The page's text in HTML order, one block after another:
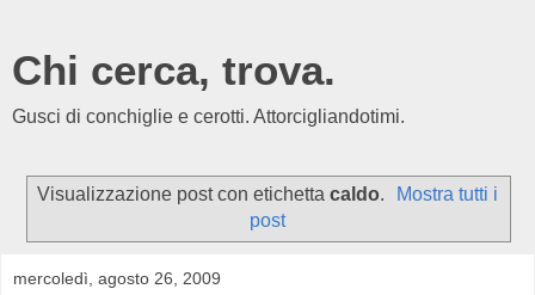
Chi cerca, trova.
Gusci di conchiglie e cerotti. Attorcigliandotimi.
Visualizzazione post con etichetta caldo.
Mostra tutti i
post
mercoledì, agosto 26, 2009